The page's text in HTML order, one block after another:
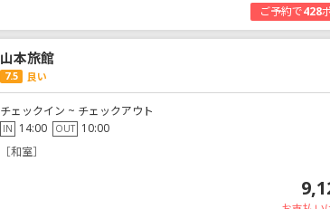
ご予約で428
山本旅館
7.5 良い
チェックイン ~ チェックアウト
IN 14:00 OUT 10:00
［和室］